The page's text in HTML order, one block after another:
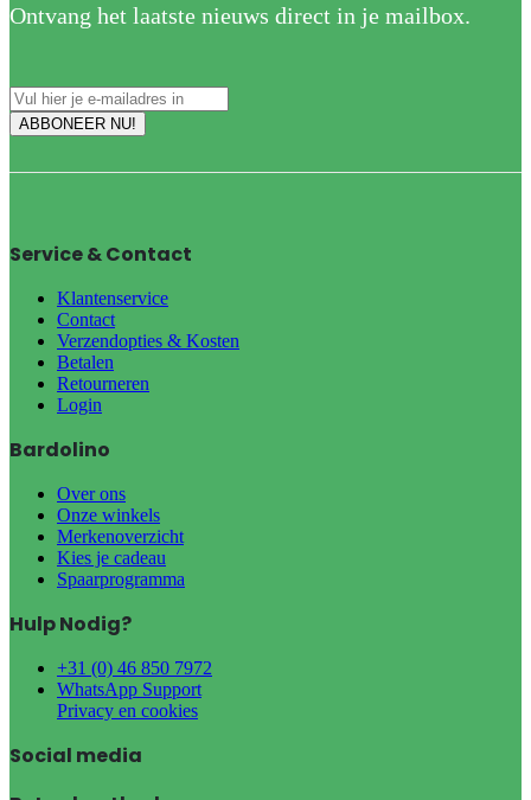
Ontvang het laatste nieuws direct in je mailbox.
Service & Contact
Klantenservice
Contact
Verzendopties & Kosten
Betalen
Retourneren
Login
Bardolino
Over ons
Onze winkels
Merkenoverzicht
Kies je cadeau
Spaarprogramma
Hulp Nodig?
+31 (0) 46 850 7972
WhatsApp Support
Privacy en cookies
Social media